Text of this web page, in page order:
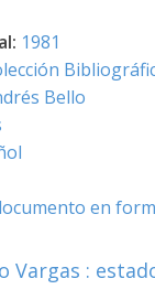
1981
Bello
en
Vargas :